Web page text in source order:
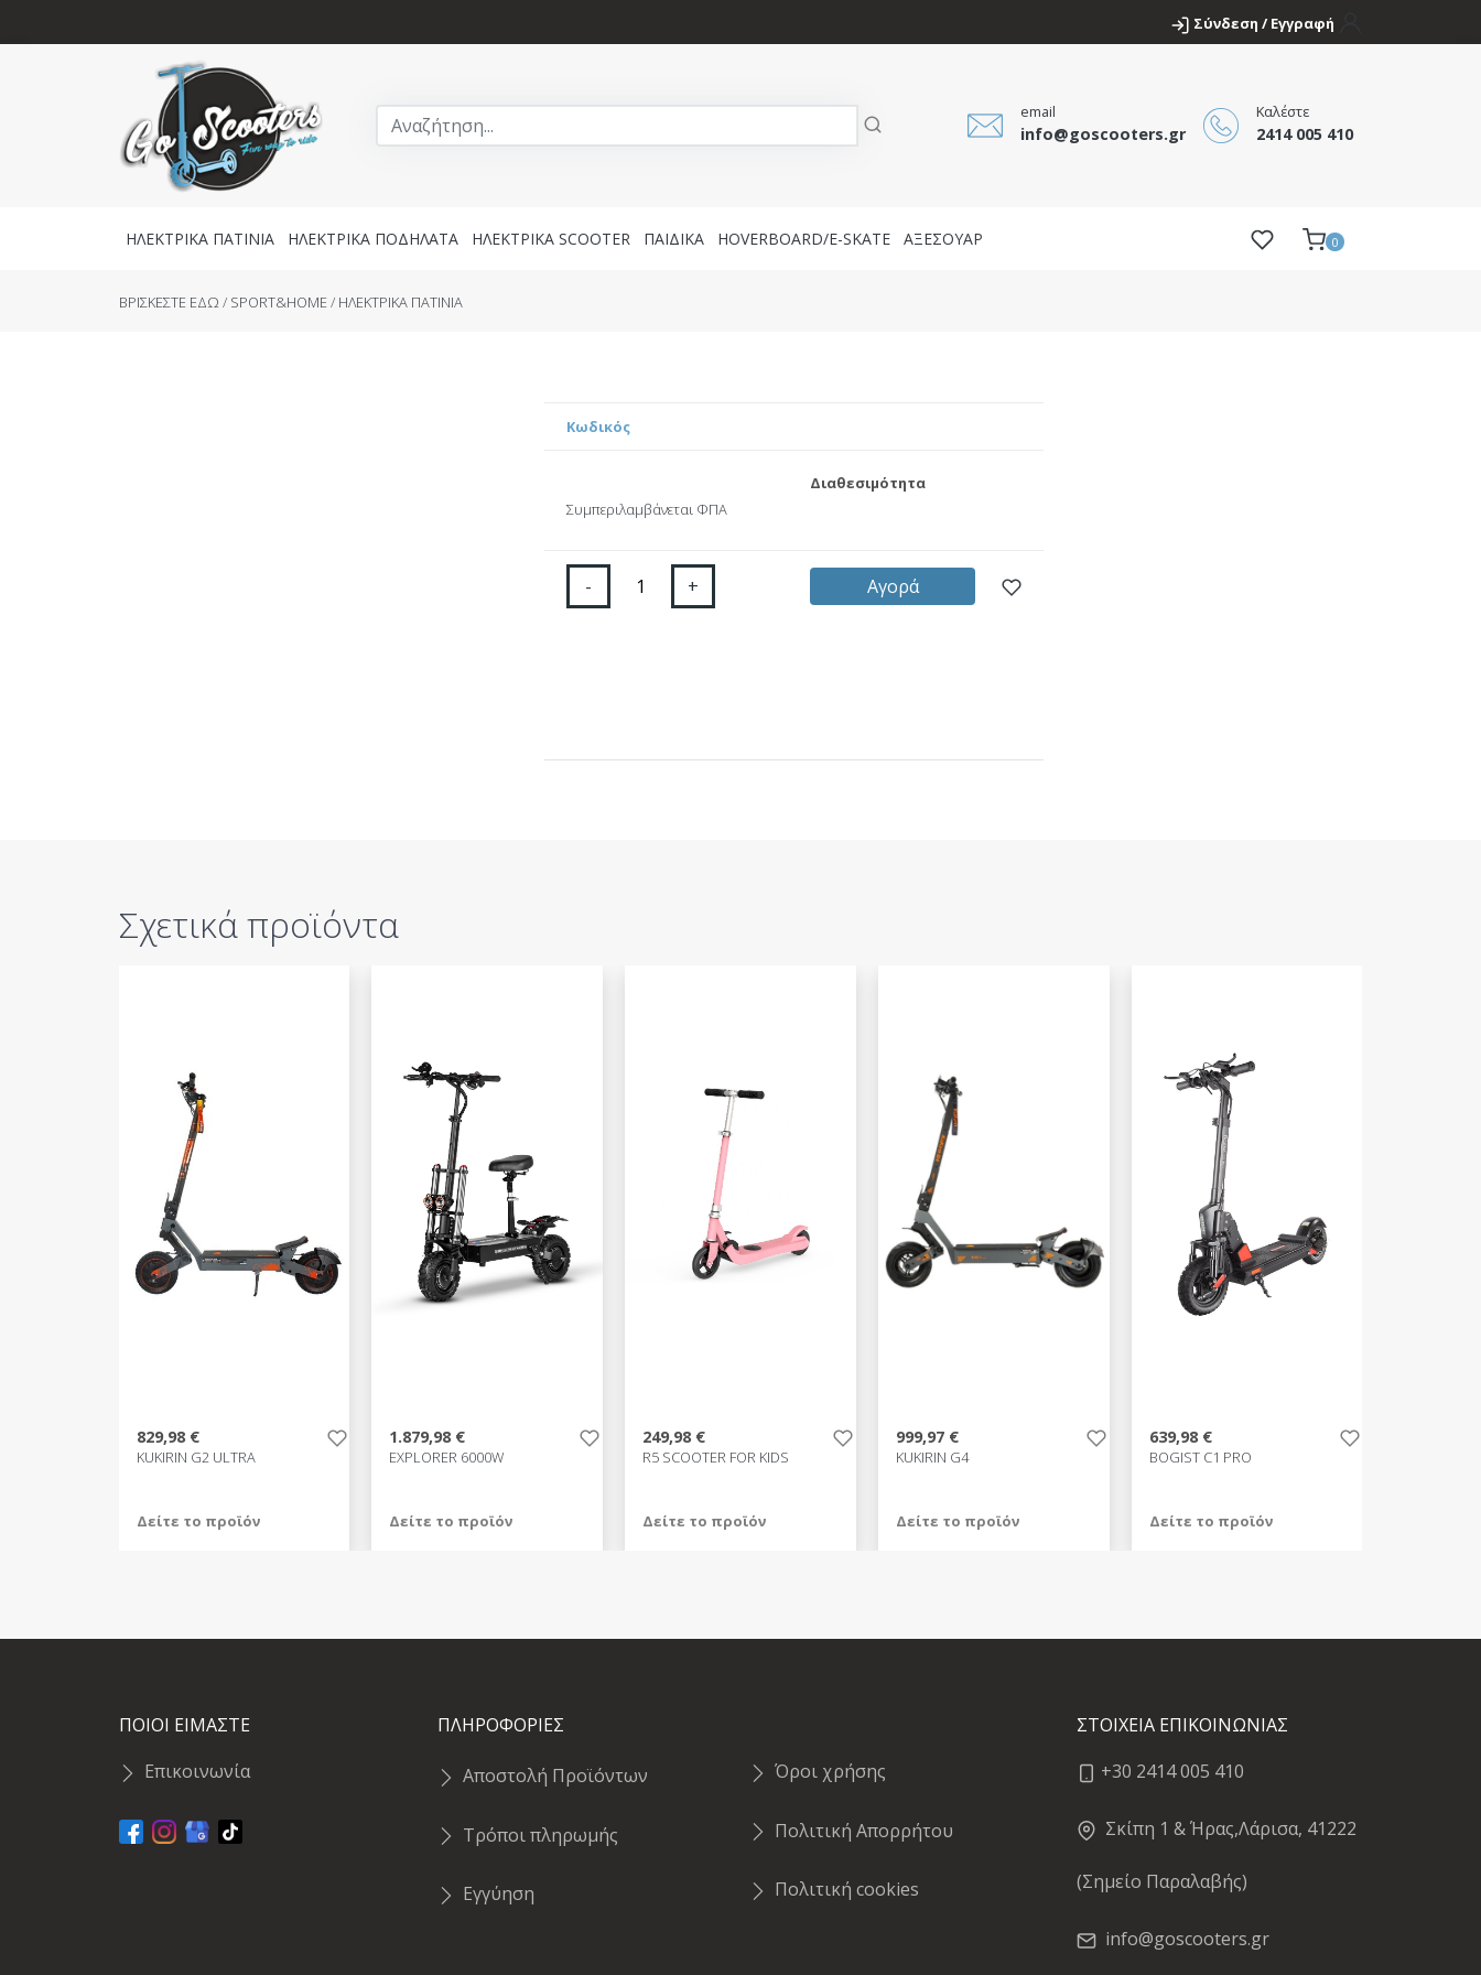
Σύνδεση / Εγγραφή
email
info@goscooters.gr
Καλέστε
2414 005 410
ΗΛΕΚΤΡΙΚΑ ΠΑΤΙΝΙΑ ΗΛΕΚΤΡΙΚΑ ΠΟΔΗΛΑΤΑ ΗΛΕΚΤΡΙΚΑ SCOOTER ΠΑΙΔΙΚΑ HOVERBOARD/E-SKATE AΞΕΣΟΥΑΡ 0
BΡΙΣΚΕΣΤΕ ΕΔΩ / SPORT&HOME/ ΗΛΕΚΤΡΙΚΑ ΠΑΤΙΝΙΑ
Κωδικός
Συμπεριλαμβάνεται ΦΠΑ
Διαθεσιμότητα
- + Αγορά
Σχετικά προϊόντα
829,98 €
KUKIRIN G2 ULTRA
Δείτε το προϊόν
1.879,98 €
EXPLORER 6000W
Δείτε το προϊόν
249,98 €
R5 SCOOTER FOR KIDS
Δείτε το προϊόν
999,97 €
KUKIRIN G4
Δείτε το προϊόν
639,98 €
BOGIST C1 PRO
Δείτε το προϊόν
ΠΟΙΟΙ ΕΙΜΑΣΤΕ
Επικοινωνία
ΠΛΗΡΟΦΟΡΙΕΣ
Αποστολή Προϊόντων
Τρόποι πληρωμής
Εγγύηση
Όροι χρήσης
Πολιτική Απορρήτου
Πολιτική cookies
ΣΤΟΙΧΕΙΑ ΕΠΙΚΟΙΝΩΝΙΑΣ
+30 2414 005 410
Σκίπη 1 & Ήρας,Λάρισα, 41222
(Σημείο Παραλαβής)
info@goscooters.gr